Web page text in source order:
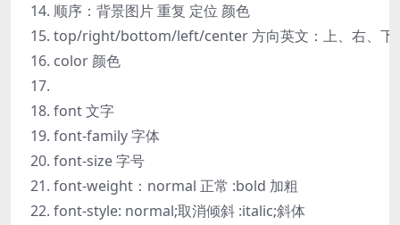
顺序：背景图片 重复 定位 颜色
top/right/bottom/left/center 方向英文：上、右、下
color 颜色
font 文字
font-family 字体
font-size 字号
font-weight：normal 正常 :bold 加粗
font-style: normal;取消倾斜 :italic;斜体